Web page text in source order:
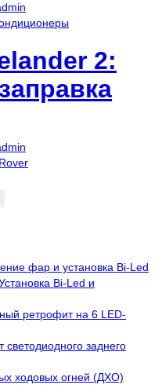
2:
фар и установка Bi-Led
Bi-Led и
ретрофит на 6 LED-
светодиодного заднего
ходовых огней (ДХО)